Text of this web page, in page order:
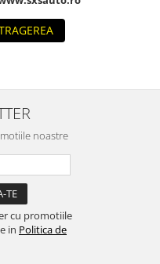
noastre
cu promotiile
in Politica de